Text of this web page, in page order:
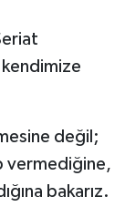
kendimize
değil;
vermediğine,
bakarız.